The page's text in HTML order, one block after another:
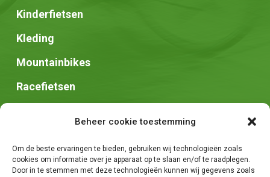
Beheer cookie toestemming
Om de beste ervaringen te bieden, gebruiken wij technologieën zoals
cookies om informatie over je apparaat op te slaan en/of te raadplegen.
Door in te stemmen met deze technologieën kunnen wij gegevens zoals
Kinderfietsen
Kleding
Mountainbikes
Racefietsen
Zadels